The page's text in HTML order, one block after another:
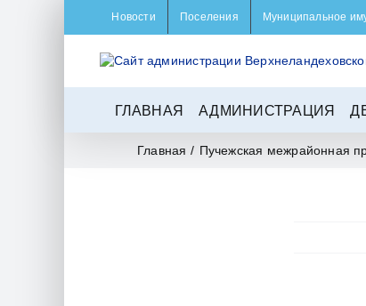
Новости Поселения Муниципальное
ГЛАВНАЯ АДМИНИСТРАЦИЯ
Главная / Пучежская межрайонная